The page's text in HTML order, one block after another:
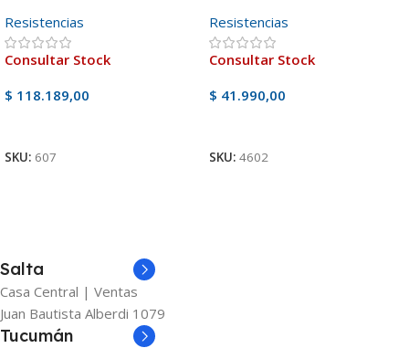
Resistencias
Consultar Stock
$ 118.189,00
SKU: 607
Resistencias
Consultar Stock
$ 41.990,00
SKU: 4602
Salta
Casa Central | Ventas
Juan Bautista Alberdi 1079
Tucumán